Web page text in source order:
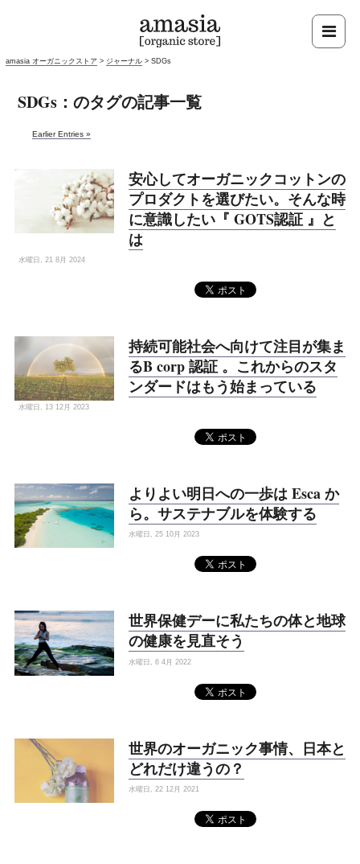
amasia オーガニックストア > ジャーナル >SDGs
SDGs：のタグの記事一覧
Earlier Entries »
安心してオーガニックコットンの
プロダクトを選びたい。そんな時
に意識したい『 GOTS認証 』と
は
水曜日, 21 8月 2024
持続可能社会へ向けて注目が集ま
るB corp 認証 。これからのスタ
ンダードはもう始まっている
水曜日, 13 12月 2023
よりよい明日への一歩は Esca か
ら。サステナブルを体験する
水曜日, 25 10月 2023
世界保健デーに私たちの体と地球
の健康を見直そう
水曜日, 6 4月 2022
世界のオーガニック事情、日本と
どれだけ違うの？
水曜日, 22 12月 2021